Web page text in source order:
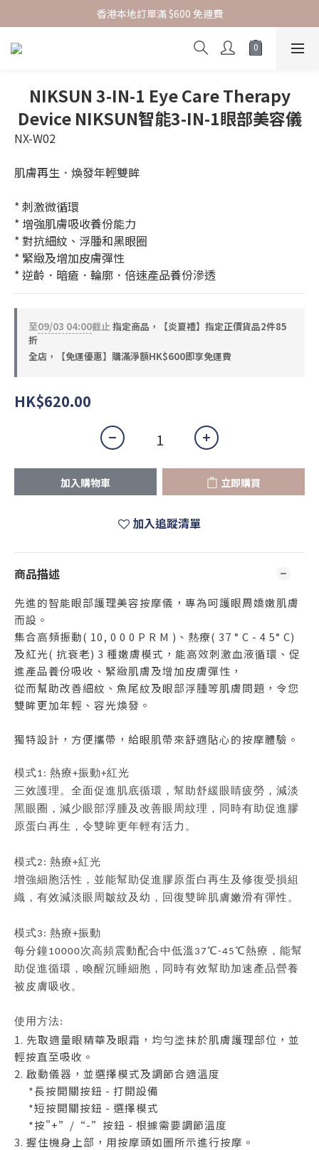
指定正價貨品 | 2件85折
香港本地訂單滿 $600 免運費
新會員結帳時輸入優惠碼 SKBF07 可享首購賞
NIKSUN 3-IN-1 Eye Care Therapy
Device NIKSUN智能3-IN-1眼部美容儀
NX-W02
肌膚再生．煥發年輕雙眸
* 刺激微循環
* 增強肌膚吸收養份能力
* 對抗細紋、浮腫和黑眼圈
* 緊緻及增加皮膚彈性
* 逆齡．暗瘡．輪廓．倍速產品養份滲透
至09/03 04:00截止指定商品，【炎夏禮】指定正價貨品2件85
折
全店，【免運優惠】購滿淨額HK$600即享免運費
HK$620.00
加入購物車 立即購買
加入追蹤清單
商品描述
先進的智能眼部護理美容按摩儀，專為呵護眼周嬌嫩肌膚
而設。
集合高頻振動( 10, 0 0 0 P R M )、熱療( 37 ° C - 4 5° C)
及紅光( 抗衰老) 3 種嫩膚模式，能高效刺激血液循環、促
進產品養份吸收、緊緻肌膚及增加皮膚彈性，
從而幫助改善細紋、魚尾紋及眼部浮腫等肌膚問題，令您
雙眸更加年輕、容光煥發。
獨特設計，方便攜帶，給眼肌帶來舒適貼心的按摩體驗。
模式1: 熱療+振動+紅光
三效護理。全面促進肌底循環，幫助舒緩眼睛疲勞，減淡
黑眼圈，減少眼部浮腫及改善眼周紋理，同時有助促進膠
原蛋白再生，令雙眸更年輕有活力。
模式2: 熱療+紅光
增強細胞活性，並能幫助促進膠原蛋白再生及修復受損組
織，有效減淡眼周皺紋及幼，回復雙眸肌膚嫩滑有彈性。
模式3: 熱療+振動
每分鐘10000次高頻震動配合中低溫37℃-45℃熱療，能幫
助促進循環，喚醒沉睡細胞，同時有效幫助加速產品營養
被皮膚吸收。
使用方法:
1. 先取適量眼精華及眼霜，均勻塗抹於肌膚護理部位，並
輕按直至吸收。
2. 啟動儀器，並選擇模式及調節合適溫度
*長按開關按鈕 - 打開設備
*短按開關按鈕 - 選擇模式
*按"+”/“-”按鈕 - 根據需要調節溫度
3. 握住機身上部，用按摩頭如圖所示進行按摩。